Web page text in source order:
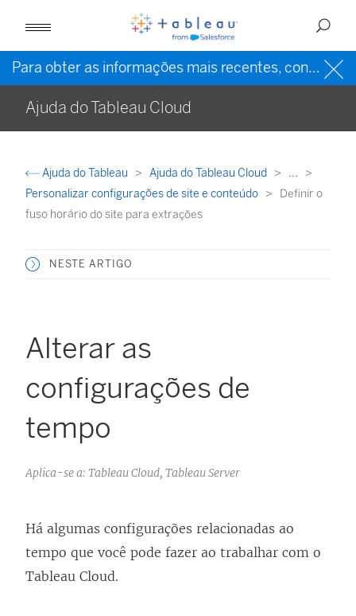
Para obter as informações mais recentes, consulte a
Ajuda do Tableau Cloud
Ajuda do Tableau Ajuda do Tableau Cloud
...
Personalizar configurações de site e conteúdo
Definir o
fuso horário do site para extrações
NESTE ARTIGO
Alterar as
configurações de
tempo
Aplica-se a: Tableau Cloud, Tableau Server
Há algumas configurações relacionadas ao
tempo que você pode fazer ao trabalhar com o
Tableau Cloud.